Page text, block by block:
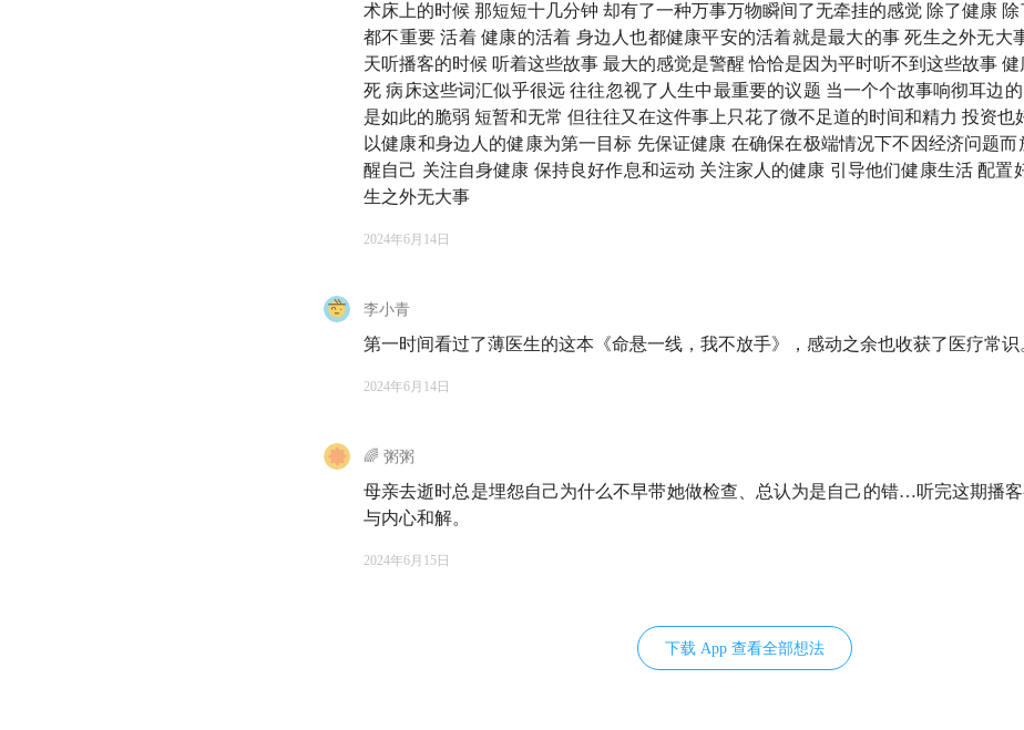
为什么要选择成为 ICU 医生？因为我晕血...
02:13 开局就遇到重大打击：我想成为外科医生，但我晕血
04:28但，这也成了开启 ICU 生涯的转折点：我来北京求学，经历了现代版「程门立雪
06:55经过锤炼之后，克服了晕血，也对人的悲欢离合有了更深的理解
红叶的故事：治愈是安慰，不放手是终极安慰
08:59ICU 工作 23年，我还是忘不了这老两口：奶奶突发疾病错过急救最好时机，进
死亡...
11:32这位知识分子爷爷看着文质彬彬，为什么这么「难缠」？
13:30 事无巨细地指导护士，给医护人员送「礼」，还敦促医生学习基础的医学知识
14:34但，爷爷有一天还是决定放手了...
作为旁观者的医生，有时也会成为局内人，这例没能完成的器官捐献让我记忆犹新
术床上的时候 那短短十几分钟 却有了一种万事万物瞬间了无牵挂的感觉 除了健康
都不重要 活着 健康的活着 身边人也都健康平安的活着就是最大的事 死生之外无大
天听播客的时候 听着这些故事 最大的感觉是警醒 恰恰是因为平时听不到这些故事
死 病床这些词汇似乎很远 往往忽视了人生中最重要的议题 当一个个故事响彻耳边
是如此的脆弱 短暂和无常 但往往又在这件事上只花了微不足道的时间和精力 投资也
以健康和身边人的健康为第一目标 先保证健康 在确保在极端情况下不因经济问题而
醒自己 关注自身健康 保持良好作息和运动 关注家人的健康 引导他们健康生活 配置
生之外无大事
2024年6月14日
李小青
第一时间看过了薄医生的这本《命悬一线，我不放手》，感动之余也收获了医疗常识
2024年6月14日
🌈 粥粥
母亲去逝时总是埋怨自己为什么不早带她做检查、总认为是自己的错…听完这期播
与内心和解。
2024年6月15日
下载 App 查看全部想法